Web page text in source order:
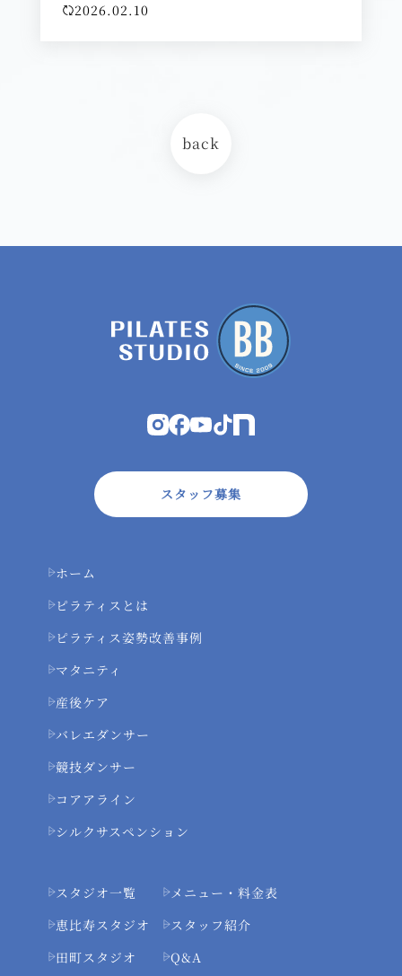
2026.02.10
back
スタッフ募集
ホーム
ピラティスとは
ピラティス姿勢改善事例
マタニティ
産後ケア
バレエダンサー
競技ダンサー
コアアライン
シルクサスペンション
スタジオ一覧
恵比寿スタジオ
田町スタジオ
メニュー・料金表
スタッフ紹介
Q&A